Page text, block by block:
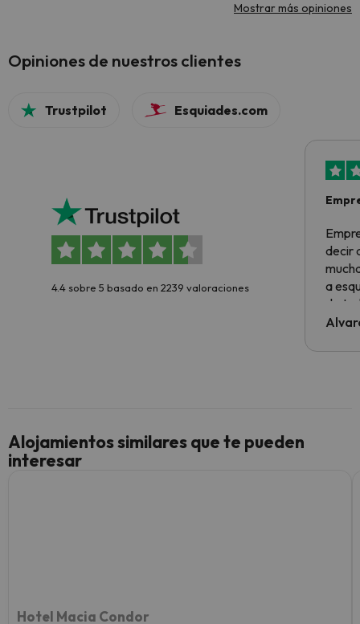
Mostrar más opiniones
Opiniones de nuestros clientes
Trustpilot Esquiades.com
4.4 sobre 5 basado en 2239 valoraciones
decir
a
de
al
culpa
Alojamientos similares que te pueden
interesar
Hotel Macia Condor